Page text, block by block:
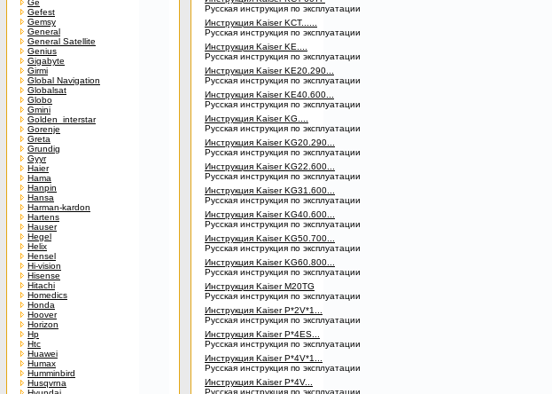
Ge
Gefest
Gemsy
General
General Satellite
Genius
Gigabyte
Girmi
Global Navigation
Globalsat
Globo
Gmini
Golden_interstar
Gorenje
Greta
Grundig
Gyyr
Haier
Hama
Hanpin
Hansa
Harman-kardon
Hartens
Hauser
Hegel
Helix
Hensel
Hi-vision
Hisense
Hitachi
Homedics
Honda
Hoover
Horizon
Hp
Htc
Huawei
Humax
Humminbird
Husqvrna
Русская инструкция по эксплуатации
Инструкция Kaiser KCT......
Русская инструкция по эксплуатации
Инструкция Kaiser KE....
Русская инструкция по эксплуатации
Инструкция Kaiser KE20.290...
Русская инструкция по эксплуатации
Инструкция Kaiser KE40.600...
Русская инструкция по эксплуатации
Инструкция Kaiser KG....
Русская инструкция по эксплуатации
Инструкция Kaiser KG20.290...
Русская инструкция по эксплуатации
Инструкция Kaiser KG22.600...
Русская инструкция по эксплуатации
Инструкция Kaiser KG31.600...
Русская инструкция по эксплуатации
Инструкция Kaiser KG40.600...
Русская инструкция по эксплуатации
Инструкция Kaiser KG50.700...
Русская инструкция по эксплуатации
Инструкция Kaiser KG60.800...
Русская инструкция по эксплуатации
Инструкция Kaiser M20TG
Русская инструкция по эксплуатации
Инструкция Kaiser P*2V*1...
Русская инструкция по эксплуатации
Инструкция Kaiser P*4ES...
Русская инструкция по эксплуатации
Инструкция Kaiser P*4V*1...
Русская инструкция по эксплуатации
Инструкция Kaiser P*4V...
Русская инструкция по эксплуатации